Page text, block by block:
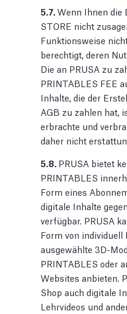
5.7.Wenn Ihnen die
STORE nicht
Funktionsweise
berechtigt, deren
Die an PRUSA zu
PRINTABLES FEE
Inhalte, die der
AGB zu zahlen hat,
erbrachte und
daher nicht
5.8. PRUSA bietet
PRINTABLES
Form eines
digitale Inhalte
verfügbar. PRUSA
Form von
ausgewählte 3D-
PRINTABLES oder
Websites anbieten.
Shop auch digitale
Lehrvideos und